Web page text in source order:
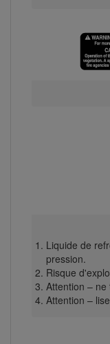
Liquide de
pression.
Risque
Attention –
Attention –